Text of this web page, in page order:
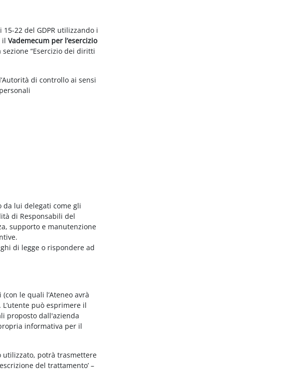
22 del GDPR utilizzando i
ilVademecum per l’esercizio
sezione “Esercizio dei diritti
di controllo ai sensi
da lui delegati come gli
di Responsabili del
supporto e manutenzione
di legge o rispondere ad
le quali l’Ateneo avrà
può esprimere il
proposto dall'azienda
informativa per il
utilizzato, potrà trasmettere
del trattamento’ –